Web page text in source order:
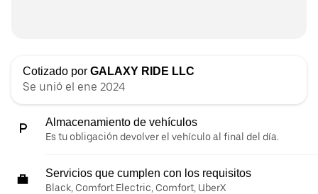
Cotizado por GALAXY RIDE LLC
Se unió el ene 2024
Almacenamiento de vehículos
Es tu obligación devolver el vehículo al final del día.
Servicios que cumplen con los requisitos
Black, Comfort Electric, Comfort, UberX